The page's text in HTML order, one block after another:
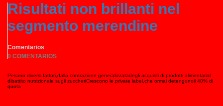
Risultati non brillanti nel
segmento merendine
Comentarios
0 COMENTARIOS
Pesano diversi fattori,dalla contrazione generalizzatadegli acquisti di prodotti alimentarial
dibattito nutrizionale sugli zuccheriCrescono le private label,che ormai detengonoil 40% di
quota